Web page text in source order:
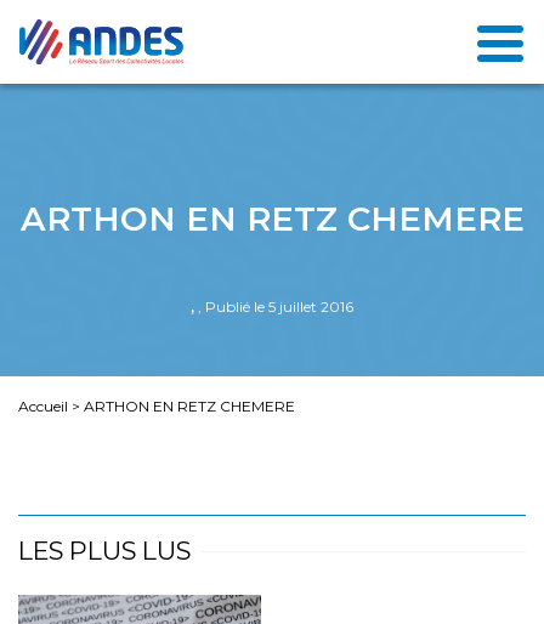
ARTHON EN RETZ CHEMERE
, , Publié le 5 juillet 2016
Accueil > ARTHON EN RETZ CHEMERE
LES PLUS LUS